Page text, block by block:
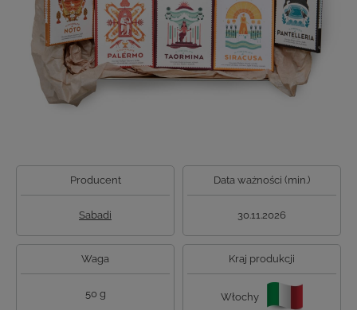
Producent
Sabadi
Data ważności (min.)
30.11.2026
Waga
50 g
Kraj produkcji
Włochy